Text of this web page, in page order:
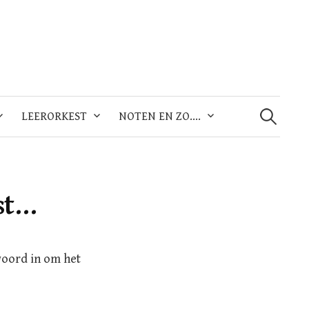
LEERORKEST NOTEN EN ZO….
naar:
in om het